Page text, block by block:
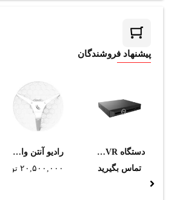
پیشنهاد فروشندگان
دستگاه NVR تحت شبکه تیاندی مدل TC-R3232 I/B/K/V3.1
تماس بگیرید
رادیو آنتن وایرلس میکروتیک مدل LHG 5 _ RBLHG-5nD
۲۰,۵۰۰,۰۰۰ تومان